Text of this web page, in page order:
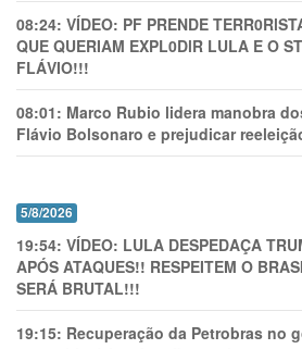
08:24: VÍDEO: PF PRENDE
QUE QUERIAM EXPL0DlR LULA E O
FLÁVIO!!!
08:01: Marco Rubio lidera manobra
Flávio Bolsonaro e prejudicar
5/8/2026
19:54: VÍDEO: LULA DESPEDAÇA
APÓS ATAQUES!! RESPEITEM O
SERÁ BRUTAL!!!
19:15: Recuperação da Petrobras no